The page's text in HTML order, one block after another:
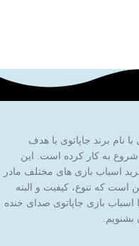
نام برند جاپاتوی با هدف
به کار کرده است. این
بازی آنلاین نتیجه 15 سال خرید اسباب بازی های مختلف مادر
است که تنوع، کیفیت و البته
اسباب بازی جاپاتوی صدای خنده